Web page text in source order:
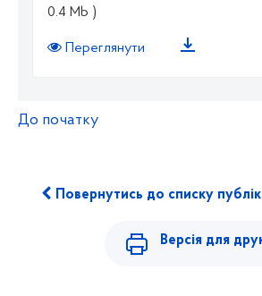
0.4 Mb )
Переглянути
До початку
Повернутись до списку
Версія для